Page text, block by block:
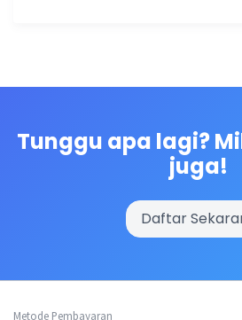
Tunggu apa lagi?
juga!
Daftar
Metode Pembayaran